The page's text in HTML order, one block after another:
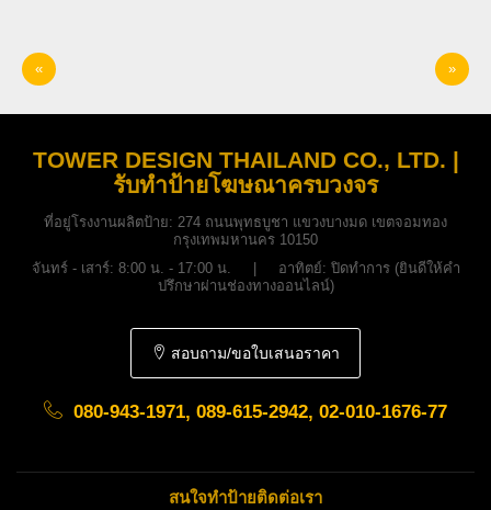
« »
TOWER DESIGN THAILAND CO., LTD. |
รับทำป้ายโฆษณาครบวงจร
ที่อยู่โรงงานผลิตป้าย: 274 ถนนพุทธบูชา แขวงบางมด เขตจอมทอง
กรุงเทพมหานคร 10150
จันทร์ - เสาร์: 8:00 น. - 17:00 น. | อาทิตย์: ปิดทำการ (ยินดีให้คำ
ปรึกษาผ่านช่องทางออนไลน์)
สอบถาม/ขอใบเสนอราคา
080-943-1971, 089-615-2942, 02-010-1676-77
สนใจทำป้ายติดต่อเรา